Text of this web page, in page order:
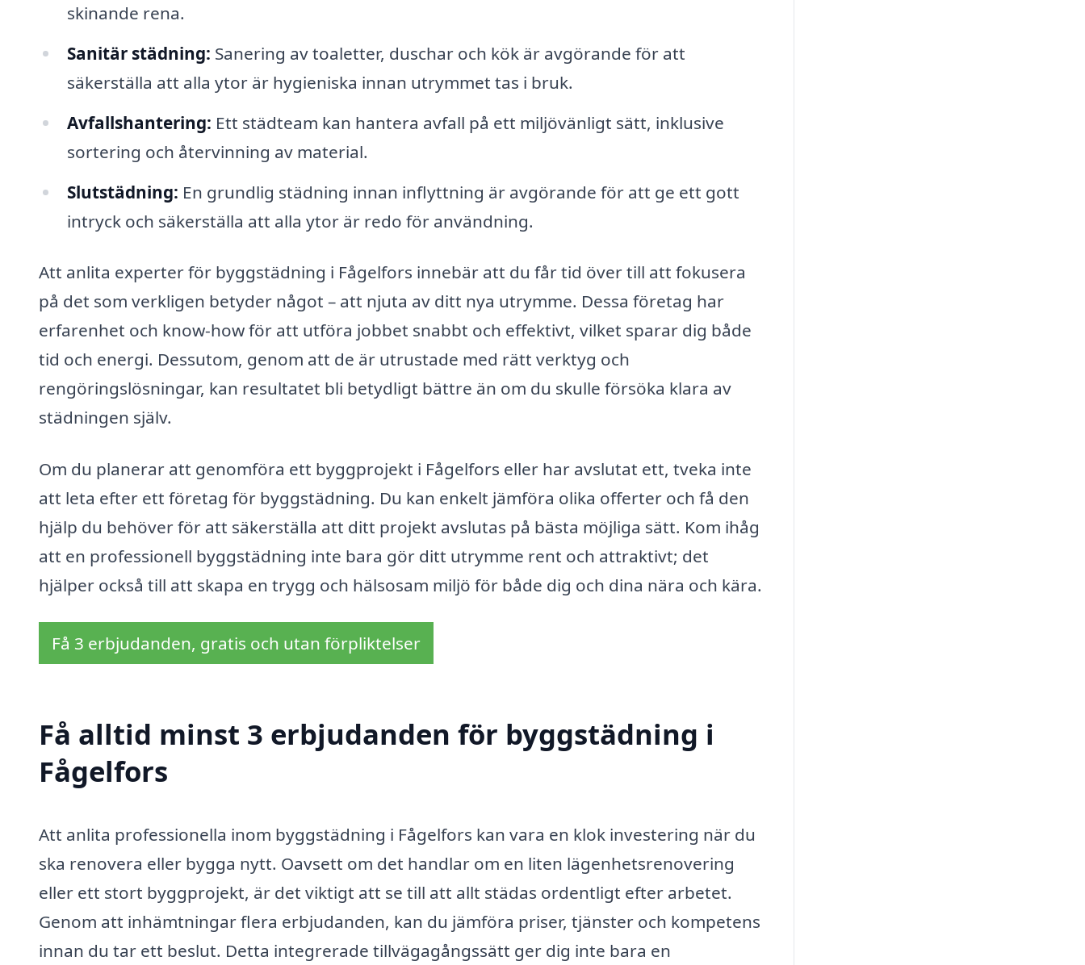
skinande rena.
Sanitär städning: Sanering av toaletter, duschar och kök är avgörande för att
säkerställa att alla ytor är hygieniska innan utrymmet tas i bruk.
Avfallshantering: Ett städteam kan hantera avfall på ett miljövänligt sätt, inklusive
sortering och återvinning av material.
Slutstädning: En grundlig städning innan inflyttning är avgörande för att ge ett gott
intryck och säkerställa att alla ytor är redo för användning.
Att anlita experter för byggstädning i Fågelfors innebär att du får tid över till att fokusera
på det som verkligen betyder något – att njuta av ditt nya utrymme. Dessa företag har
erfarenhet och know-how för att utföra jobbet snabbt och effektivt, vilket sparar dig både
tid och energi. Dessutom, genom att de är utrustade med rätt verktyg och
rengöringslösningar, kan resultatet bli betydligt bättre än om du skulle försöka klara av
städningen själv.
Om du planerar att genomföra ett byggprojekt i Fågelfors eller har avslutat ett, tveka inte
att leta efter ett företag för byggstädning. Du kan enkelt jämföra olika offerter och få den
hjälp du behöver för att säkerställa att ditt projekt avslutas på bästa möjliga sätt. Kom ihåg
att en professionell byggstädning inte bara gör ditt utrymme rent och attraktivt; det
hjälper också till att skapa en trygg och hälsosam miljö för både dig och dina nära och kära.
Få 3 erbjudanden, gratis och utan förpliktelser
Få alltid minst 3 erbjudanden för byggstädning i
Fågelfors
Att anlita professionella inom byggstädning i Fågelfors kan vara en klok investering när du
ska renovera eller bygga nytt. Oavsett om det handlar om en liten lägenhetsrenovering
eller ett stort byggprojekt, är det viktigt att se till att allt städas ordentligt efter arbetet.
Genom att inhämtningar flera erbjudanden, kan du jämföra priser, tjänster och kompetens
innan du tar ett beslut. Detta integrerade tillvägagångssätt ger dig inte bara en